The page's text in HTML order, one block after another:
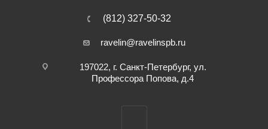
(812) 327-50-32
ravelin@ravelinspb.ru
197022, г. Санкт-Петербург, ул.
Профессора Попова, д.4